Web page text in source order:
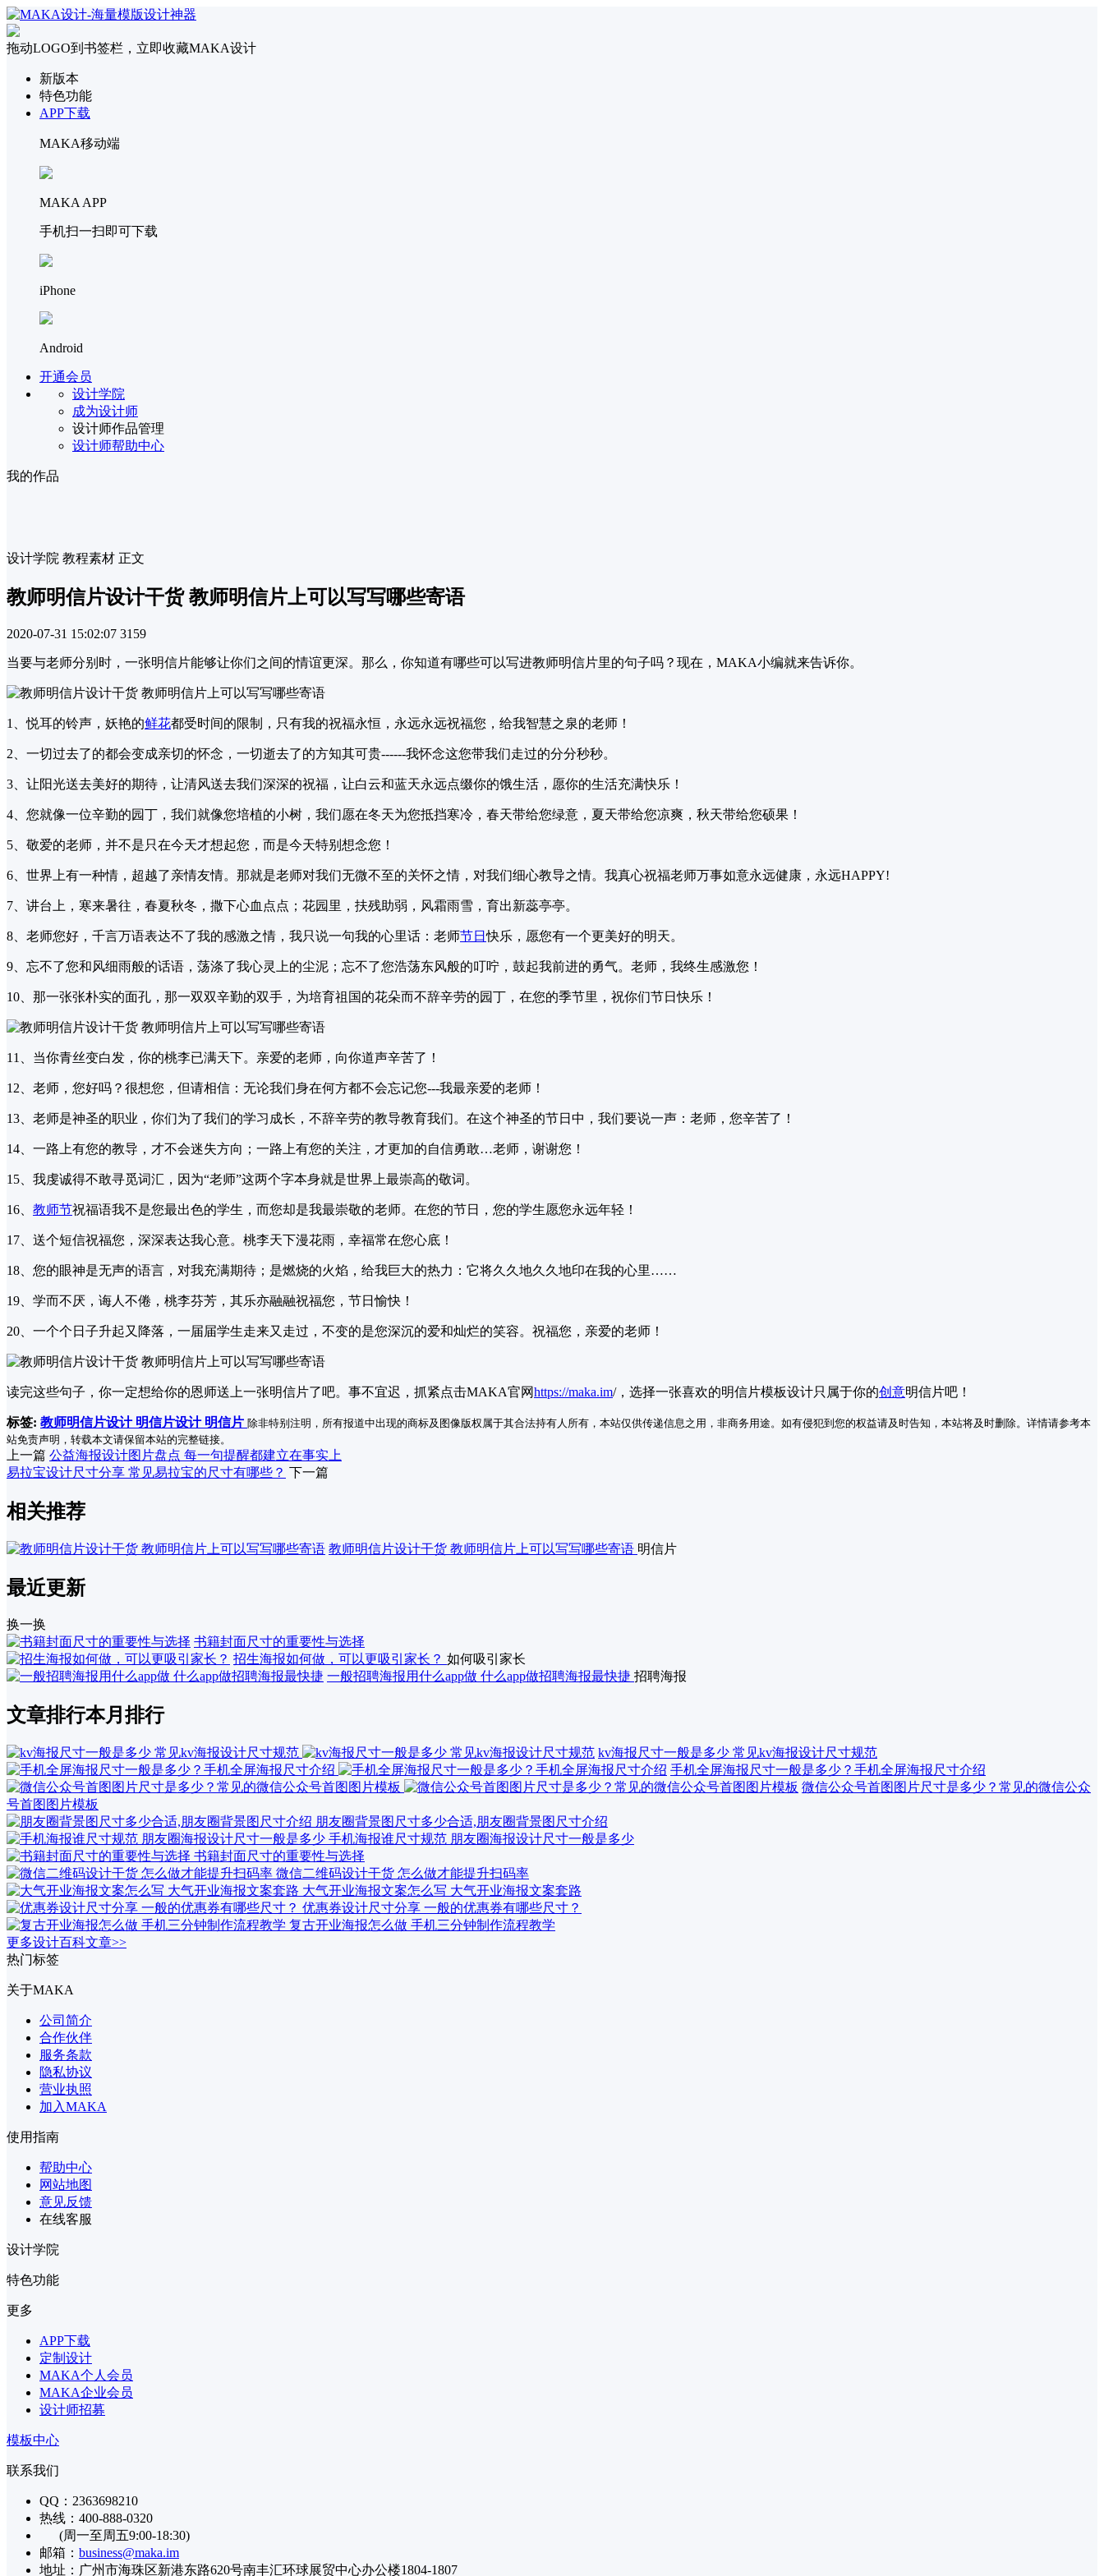
拖动LOGO到书签栏，立即收藏MAKA设计
新版本
特色功能
APP下载
MAKA移动端
MAKA APP
手机扫一扫即可下载
iPhone
Android
开通会员
设计学院
成为设计师
设计师作品管理
设计师帮助中心
我的作品
设计学院 教程素材 正文
教师明信片设计干货 教师明信片上可以写写哪些寄语
2020-07-31 15:02:07 3159
当要与老师分别时，一张明信片能够让你们之间的情谊更深。那么，你知道有哪些可以写进教师明信片里的句子吗？现在，MAKA小编就来告诉你。
1、悦耳的铃声，妖艳的鲜花都受时间的限制，只有我的祝福永恒，永远永远祝福您，给我智慧之泉的老师！
2、一切过去了的都会变成亲切的怀念，一切逝去了的方知其可贵------我怀念这您带我们走过的分分秒秒。
3、让阳光送去美好的期待，让清风送去我们深深的祝福，让白云和蓝天永远点缀你的饿生活，愿你的生活充满快乐！
4、您就像一位辛勤的园丁，我们就像您培植的小树，我们愿在冬天为您抵挡寒冷，春天带给您绿意，夏天带给您凉爽，秋天带给您硕果！
5、敬爱的老师，并不是只在今天才想起您，而是今天特别想念您！
6、世界上有一种情，超越了亲情友情。那就是老师对我们无微不至的关怀之情，对我们细心教导之情。我真心祝福老师万事如意永远健康，永远HAPPY!
7、讲台上，寒来暑往，春夏秋冬，撒下心血点点；花园里，扶残助弱，风霜雨雪，育出新蕊亭亭。
8、老师您好，千言万语表达不了我的感激之情，我只说一句我的心里话：老师节日快乐，愿您有一个更美好的明天。
9、忘不了您和风细雨般的话语，荡涤了我心灵上的尘泥；忘不了您浩荡东风般的叮咛，鼓起我前进的勇气。老师，我终生感激您！
10、那一张张朴实的面孔，那一双双辛勤的双手，为培育祖国的花朵而不辞辛劳的园丁，在您的季节里，祝你们节日快乐！
11、当你青丝变白发，你的桃李已满天下。亲爱的老师，向你道声辛苦了！
12、老师，您好吗？很想您，但请相信：无论我们身在何方都不会忘记您---我最亲爱的老师！
13、老师是神圣的职业，你们为了我们的学习成长，不辞辛劳的教导教育我们。在这个神圣的节日中，我们要说一声：老师，您辛苦了！
14、一路上有您的教导，才不会迷失方向；一路上有您的关注，才更加的自信勇敢…老师，谢谢您！
15、我虔诚得不敢寻觅词汇，因为“老师”这两个字本身就是世界上最崇高的敬词。
16、 教师节祝福语我不是您最出色的学生，而您却是我最崇敬的老师。在您的节日，您的学生愿您永远年轻！
17、送个短信祝福您，深深表达我心意。桃李天下漫花雨，幸福常在您心底！
18、您的眼神是无声的语言，对我充满期待；是燃烧的火焰，给我巨大的热力：它将久久地久久地印在我的心里……
19、学而不厌，诲人不倦，桃李芬芳，其乐亦融融祝福您，节日愉快！
20、一个个日子升起又降落，一届届学生走来又走过，不变的是您深沉的爱和灿烂的笑容。祝福您，亲爱的老师！
读完这些句子，你一定想给你的恩师送上一张明信片了吧。事不宜迟，抓紧点击MAKA官网https://maka.im/，选择一张喜欢的明信片模板设计只属于你的创意明信片吧！
标签: 教师明信片设计 明信片设计 明信片 除非特别注明，所有报道中出现的商标及图像版权属于其合法持有人所有，本站仅供传递信息之用，非商务用途。如有侵犯到您的权益请及时告知，本站将及时删除。详情请参考本
站免责声明，转载本文请保留本站的完整链接。
上一篇 公益海报设计图片盘点 每一句提醒都建立在事实上
易拉宝设计尺寸分享 常见易拉宝的尺寸有哪些？ 下一篇
相关推荐
教师明信片设计干货 教师明信片上可以写写哪些寄语 明信片
最近更新
换一换
书籍封面尺寸的重要性与选择
招生海报如何做，可以更吸引家长？ 如何吸引家长
一般招聘海报用什么app做 什么app做招聘海报最快捷 招聘海报
文章排行本月排行
kv海报尺寸一般是多少 常见kv海报设计尺寸规范
手机全屏海报尺寸一般是多少？手机全屏海报尺寸介绍
微信公众号首图图片尺寸是多少？常见的微信公众
号首图图片模板
朋友圈背景图尺寸多少合适,朋友圈背景图尺寸介绍
手机海报谁尺寸规范 朋友圈海报设计尺寸一般是多少
书籍封面尺寸的重要性与选择
微信二维码设计干货 怎么做才能提升扫码率
大气开业海报文案怎么写 大气开业海报文案套路
优惠券设计尺寸分享 一般的优惠券有哪些尺寸？
复古开业海报怎么做 手机三分钟制作流程教学
更多设计百科文章>>
热门标签
关于MAKA
公司简介
合作伙伴
服务条款
隐私协议
营业执照
加入MAKA
使用指南
帮助中心
网站地图
意见反馈
在线客服
设计学院
特色功能
更多
APP下载
定制设计
MAKA个人会员
MAKA企业会员
设计师招募
模板中心
联系我们
QQ：2363698210
热线：400-888-0320
(周一至周五9:00-18:30)
邮箱： business@maka.im
地址：广州市海珠区新港东路620号南丰汇环球展贸中心办公楼1804-1807